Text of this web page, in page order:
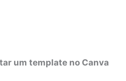
um template no Canva